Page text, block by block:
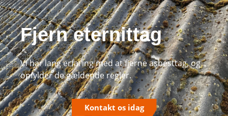
Fjern eternittag
Vi har lang erfaring med at fjerne asbesttag, og
opfylder de gældende regler.
Kontakt os idag